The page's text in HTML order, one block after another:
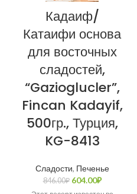
Кадаиф/
Катаифи основа
для восточных
сладостей,
“Gazioglucler”,
Fincan Kadayif,
500гр., Турция,
KG-8413
Сладости, Печенье
846.00₽ 604.00₽